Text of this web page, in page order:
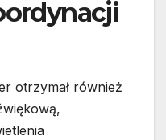
otrzymał również